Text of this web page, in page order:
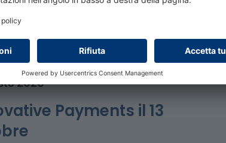
2026
Payments il 13